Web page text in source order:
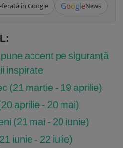
în Google GoogleNews
accent pe siguranță
inspirate
(21 martie - 19 aprilie)
aprilie - 20 mai)
(21 mai - 20 iunie)
iunie - 22 iulie)